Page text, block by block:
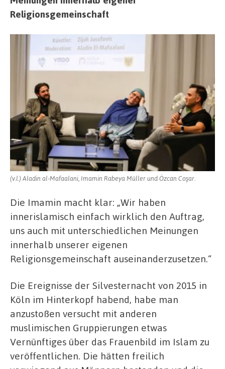
Religionsgemeinschaft
(v.l.) Aladin al-Mafaalani, Imamin Rabeya Müller und Özcan Coşar.
Die Imamin macht klar: „Wir haben
innerislamisch einfach wirklich den Auftrag,
uns auch mit unterschiedlichen Meinungen
innerhalb unserer eigenen
Religionsgemeinschaft auseinanderzusetzen.“
Die Ereignisse der Silvesternacht von 2015 in
Köln im Hinterkopf habend, habe man
anzustoßen versucht mit anderen
muslimischen Gruppierungen etwas
Vernünftiges über das Frauenbild im Islam zu
veröffentlichen. Die hätten freilich